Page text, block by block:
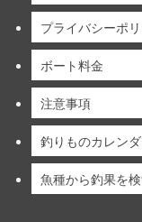
プライバシーポ
ボート料金
注意事項
釣りものカレン
魚種から釣果を